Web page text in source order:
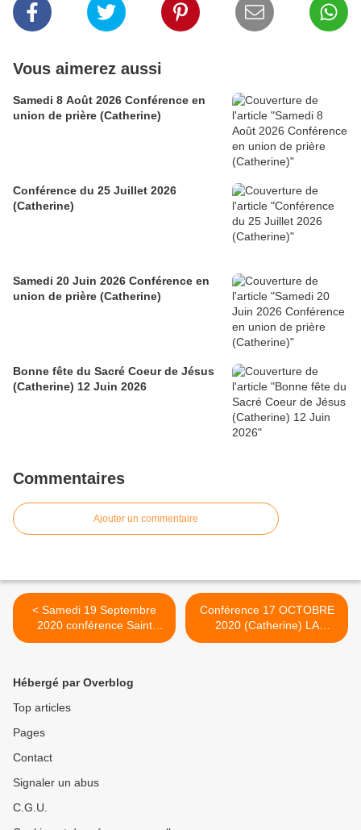
Vous aimerez aussi
Samedi 8 Août 2026 Conférence en
union de prière (Catherine)
Conférence du 25 Juillet 2026
(Catherine)
Samedi 20 Juin 2026 Conférence en
union de prière (Catherine)
Bonne fête du Sacré Coeur de Jésus
(Catherine) 12 Juin 2026
Commentaires
Ajouter un commentaire
< Samedi 19 Septembre
2020 conférence Saint
Martin d Aout (annulée
Conférence 17 OCTOBRE
2020 (Catherine) LA
CIOTAT annulée sur place
Hébergé par Overblog
Top articles
Pages
Contact
Signaler un abus
C.G.U.